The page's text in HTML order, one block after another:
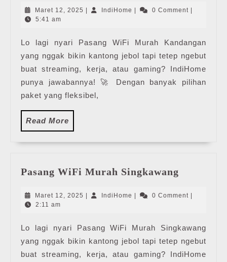
Murah
Maret 12, 2025 Maret
IndiHome IndiHome0 Comment
5:41 am
Lo lagi nyari Pasang WiFi Murah Kandangan
yang nggak bikin kantong jebol tapi tetep ngebut
buat streaming, kerja, atau gaming? IndiHome
punya jawabannya! 🚀 Dengan banyak pilihan
paket yang fleksibel,
Read More
More
Pasang WiFi Murah Singkawang
Murah
Maret 12, 2025 Maret
| IndiHome IndiHome
| 0 Comment |
2:11 am
Lo lagi nyari Pasang WiFi Murah Singkawang
yang nggak bikin kantong jebol tapi tetep ngebut
buat streaming, kerja, atau gaming? IndiHome